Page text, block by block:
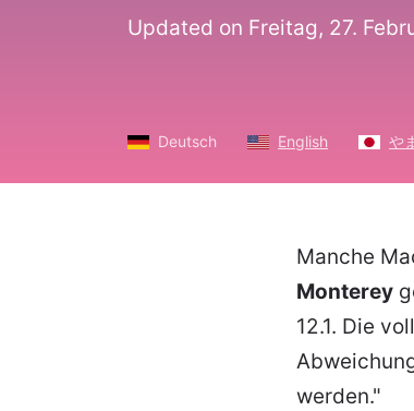
Updated on Freitag, 27.
Deutsch English や
Manche
Monterey
12.1. Die
werden."